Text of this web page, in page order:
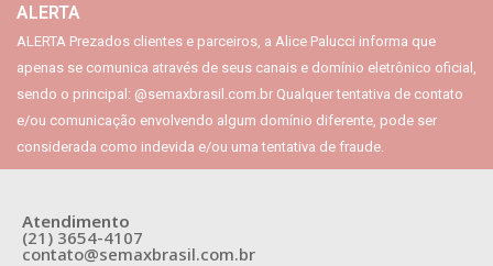
ALERTA
ALERTA Prezados clientes e parceiros, a Alice Palucci informa que
apenas se comunica através de seus canais e domínio eletrônico oficial,
sendo o principal: @semaxbrasil.com.br Qualquer tentativa de contato
e/ou comunicação envolvendo algum domínio diferente, pode ser
considerada como indevida e/ou uma tentativa de fraude.
Atendimento
(21) 3654-4107
contato@semaxbrasil.com.br